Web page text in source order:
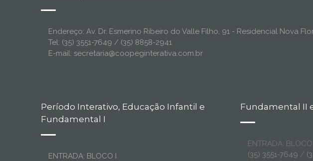
Endereço: Av. Dr. Esmerino Ribeiro do Valle Filho, 91 - Residencial Nova
Tel: (35) 3551-7649 / (35) 8858-2941
E-mail: secretaria@coopeginterativa.com.br
Período Interativo, Educação Infantil e
Fundamental I
ENTRADA: BLOCO I
Fundamental II
ENTRADA:
(35) 3551-7649 /